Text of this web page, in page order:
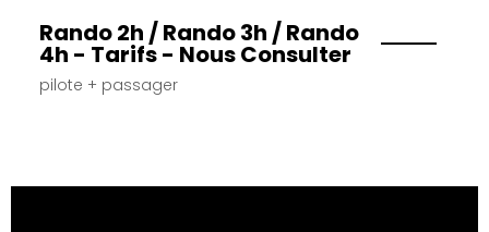
Rando 2h / Rando 3h / Rando
4h - Tarifs - Nous Consulter
pilote + passager